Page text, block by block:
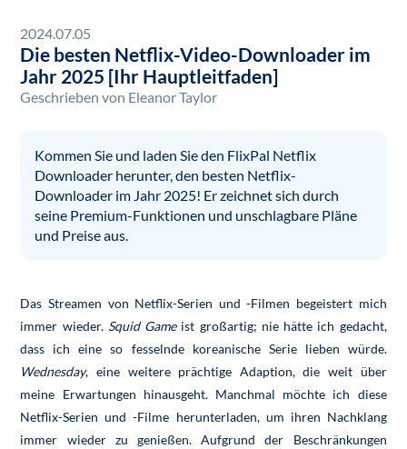
2024.07.05
Die besten Netflix-Video-Downloader im
Jahr 2025 [Ihr Hauptleitfaden]
Geschrieben von Eleanor Taylor
Kommen Sie und laden Sie den FlixPal Netflix
Downloader herunter, den besten Netflix-
Downloader im Jahr 2025! Er zeichnet sich durch
seine Premium-Funktionen und unschlagbare Pläne
und Preise aus.
Das Streamen von Netflix-Serien und -Filmen begeistert mich
immer wieder. Squid Gameist großartig; nie hätte ich gedacht,
dass ich eine so fesselnde koreanische Serie lieben würde.
Wednesday, eine weitere prächtige Adaption, die weit über
meine Erwartungen hinausgeht. Manchmal möchte ich diese
Netflix-Serien und -Filme herunterladen, um ihren Nachklang
immer wieder zu genießen. Aufgrund der Beschränkungen